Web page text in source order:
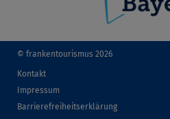
© frankentourismus 2026
Kontakt
Impressum
Barrierefreiheitserklärung